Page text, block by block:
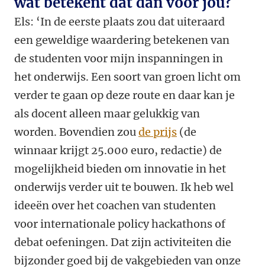
Els: ‘In de eerste plaats zou dat uiteraard
een geweldige waardering betekenen van
de studenten voor mijn inspanningen in
het onderwijs. Een soort van groen licht om
verder te gaan op deze route en daar kan je
als docent alleen maar gelukkig van
worden. Bovendien zoude prijs (de
winnaar krijgt 25.000 euro, redactie) de
mogelijkheid bieden om innovatie in het
onderwijs verder uit te bouwen. Ik heb wel
ideeën over het coachen van studenten
voor internationale policy hackathons of
debat oefeningen. Dat zijn activiteiten die
bijzonder goed bij de vakgebieden van onze